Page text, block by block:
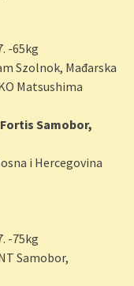
-65kg
Szolnok, Mađarska
Matsushima
Samobor,
i Hercegovina
-75kg
Samobor,